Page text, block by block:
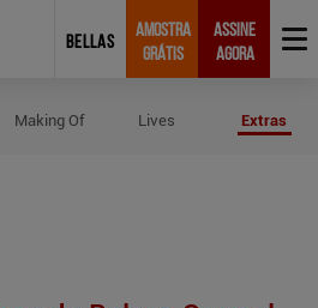
BELLAS
AMOSTRA
GRÁTIS
ASSINE
AGORA
Making Of Lives Extras